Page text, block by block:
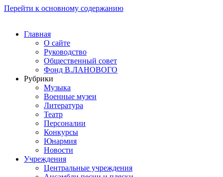
Перейти к основному содержанию
Главная
О сайте
Руководство
Общественный совет
Фонд В.ЛАНОВОГО
Рубрики
Музыка
Военные музеи
Литература
Театр
Персоналии
Конкурсы
Юнармия
Новости
Учреждения
Центральные учреждения